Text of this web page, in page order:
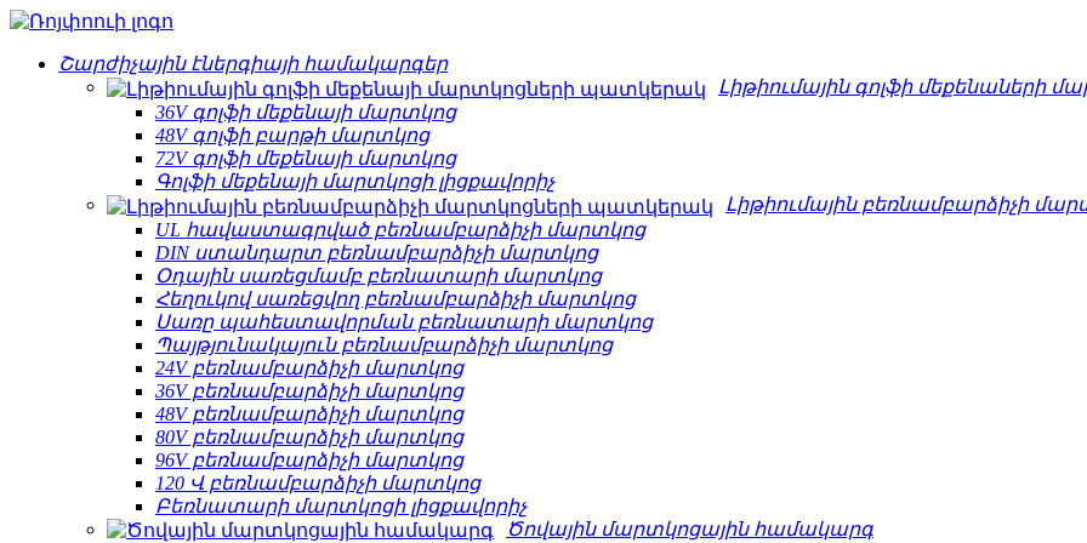
Շարժիչային էներգիայի համակարգեր
Լիթիումային գոլֆի մեքենաների
36V գոլֆի մեքենայի մարտկոց
48V գոլֆի բարթի մարտկոց
72V գոլֆի մեքենայի մարտկոց
Գոլֆի մեքենայի մարտկոցի լիցքավորիչ
Լիթիումային բեռնամբարձիչի
UL հավաստագրված բեռնամբարձիչի մարտկոց
DIN ստանդարտ բեռնամբարձիչի մարտկոց
Օդային սառեցմամբ բեռնատարի մարտկոց
Հեղուկով սառեցվող բեռնամբարձիչի մարտկոց
Սառը պահեստավորման բեռնատարի մարտկոց
Պայթյունակայուն բեռնամբարձիչի մարտկոց
24V բեռնամբարձիչի մարտկոց
36V բեռնամբարձիչի մարտկոց
48V բեռնամբարձիչի մարտկոց
80V բեռնամբարձիչի մարտկոց
96V բեռնամբարձիչի մարտկոց
120 Վ բեռնամբարձիչի մարտկոց
Բեռնատարի մարտկոցի լիցքավորիչ
Ծովային մարտկոցային համակարգ